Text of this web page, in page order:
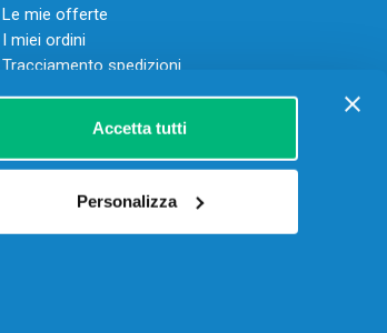
Accetta tutti
Personalizza
Le mie offerte
I miei ordini
Tracciamento spedizioni
Resi
Servizio clienti